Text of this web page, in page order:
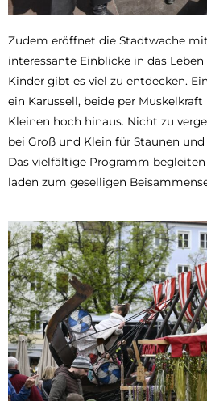
Zudem eröffnet die Stadtwache
interessante Einblicke in das Leben
Kinder gibt es viel zu entdecken.
ein Karussell, beide per
Kleinen hoch hinaus. Nicht zu
bei Groß und Klein für Staunen
Das vielfältige Programm begleiten
laden zum geselligen